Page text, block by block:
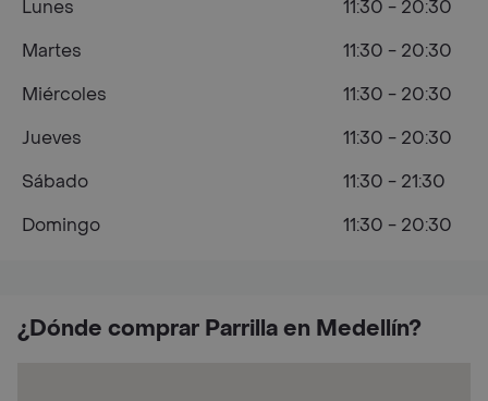
¿Dónde comprar Parrilla en Medellín?
Lunes
11:30 - 20:30
Martes
11:30 - 20:30
Miércoles
11:30 - 20:30
Jueves
11:30 - 20:30
Sábado
11:30 - 21:30
Domingo
11:30 - 20:30